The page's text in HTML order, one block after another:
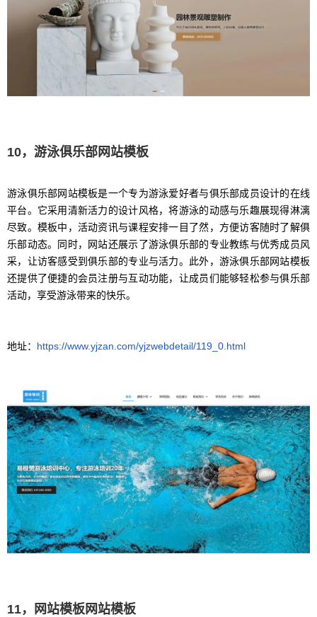
10，游泳俱乐部网站模板
游泳俱乐部网站模板是一个专为游泳爱好者与俱乐部成员设计的在线
平台。它采用清新活力的设计风格，将游泳的动感与乐趣展现得淋漓
尽致。模板中，活动资讯与课程安排一目了然，方便访客随时了解俱
乐部动态。同时，网站还展示了游泳俱乐部的专业教练与优秀成员风
采，让访客感受到俱乐部的专业与活力。此外，游泳俱乐部网站模板
还提供了便捷的会员注册与互动功能，让成员们能够轻松参与俱乐部
活动，享受游泳带来的快乐。
地址： https://www.yjzan.com/yjzwebdetail/119_0.html
11，网站模板网站模板